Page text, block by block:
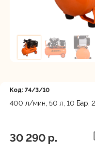
Код: 74/3/10
400 л/мин, 50 л, 10 Бар,
30 290 p.
Астрахань, ул.
Регистрация